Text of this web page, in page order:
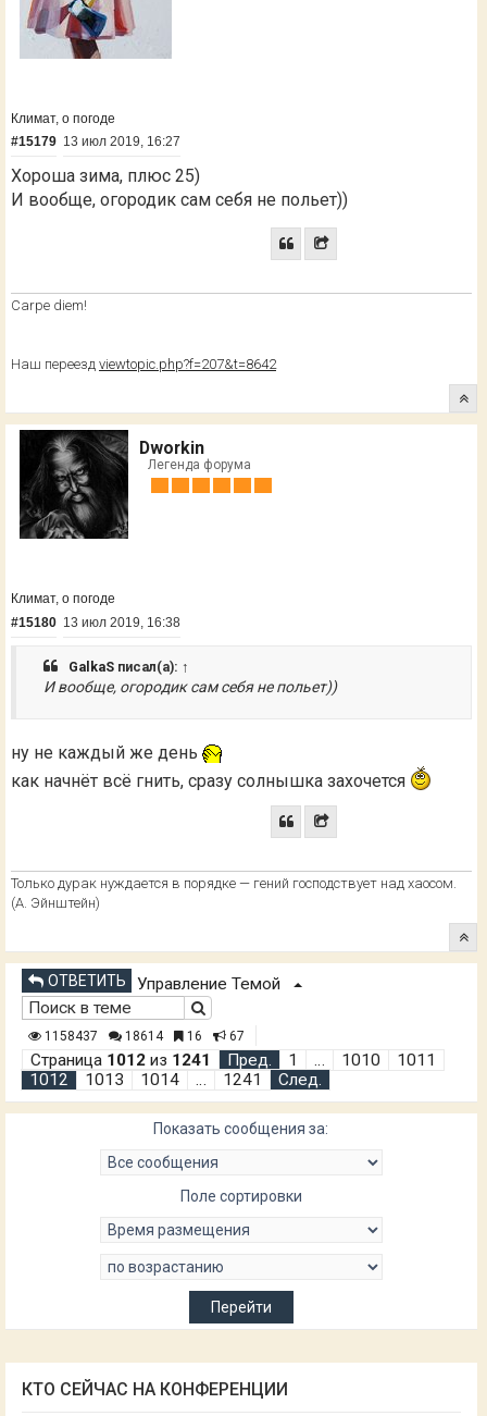
Климат, о погоде
#15179 13 июл 2019, 16:27
Хороша зима, плюс 25)
И вообще, огородик сам себя не польет))
Сarpe diem!
Наш переезд viewtopic.php?f=207&t=8642
Dworkin
Легенда форума
Климат, о погоде
#15180 13 июл 2019, 16:38
GalkaS писал(а): ↑
И вообще, огородик сам себя не польет))
ну не каждый же день
как начнёт всё гнить, сразу солнышка захочется
Только дурак нуждается в порядке — гений господствует над хаосом.
(А. Эйнштейн)
ОТВЕТИТЬ Управление Темой
1158437 18614 16 67
Страница 1012 из 1241 Пред. 1 … 1010
1011
1012
1013 1014 … 1241 След.
Показать сообщения за:
Поле сортировки
КТО СЕЙЧАС НА КОНФЕРЕНЦИИ